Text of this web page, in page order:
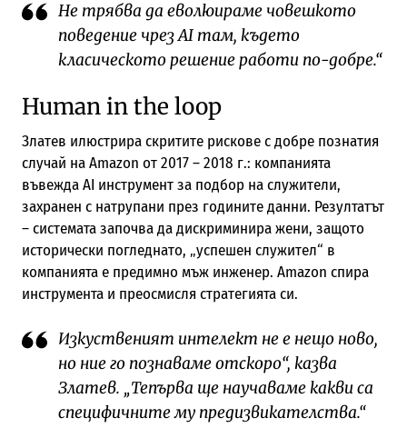
Не трябва да еволюираме човешкото
поведение чрез AI там, където
класическото решение работи по-добре.“
Human in the loop
Златев илюстрира скритите рискове с добре познатия
случай на Amazon от 2017 – 2018 г.: компанията
въвежда AI инструмент за подбор на служители,
захранен с натрупани през годините данни. Резултатът
– системата започва да дискриминира жени, защото
исторически погледнато, „успешен служител“ в
компанията е предимно мъж инженер. Amazon спира
инструмента и преосмисля стратегията си.
Изкуственият интелект не е нещо ново,
но ние го познаваме отскоро“, казва
Златев. „Тепърва ще научаваме какви са
специфичните му предизвикателства.“